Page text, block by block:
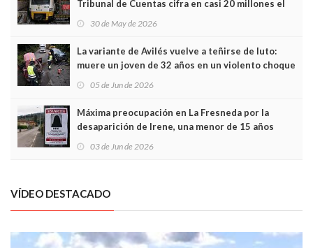
Tribunal de Cuentas cifra en casi 20 millones el
sobrecoste de los trenes que no cabían por los
30 de May de 2026
La variante de Avilés vuelve a teñirse de luto:
muere un joven de 32 años en un violento choque
frontal
05 de Jun de 2026
Máxima preocupación en La Fresneda por la
desaparición de Irene, una menor de 15 años
03 de Jun de 2026
VÍDEO DESTACADO